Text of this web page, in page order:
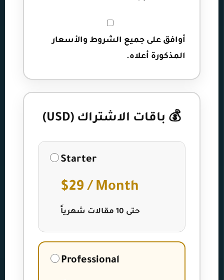
أوافق على جميع الشروط والأسعار
المذكورة أعلاه.
💰 باقات الاشتراك (USD)
Starter
$29 / Month
حتى 10 مقالات شهرياً
Professional